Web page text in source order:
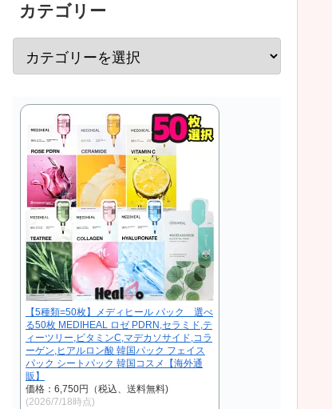
カテゴリー
【5種類=50枚】メディヒール パック 選べ
る50枚 MEDIHEAL ロゼ PDRN,セラミド,テ
ィーツリー,ビタミンC,マデカソサイド,コラ
ーゲン,ヒアルロン酸 韓国パック フェイス
パック シートパック 韓国コスメ【海外通
販】
価格：6,750円（税込、送料無料)
(2026/7/18時点)